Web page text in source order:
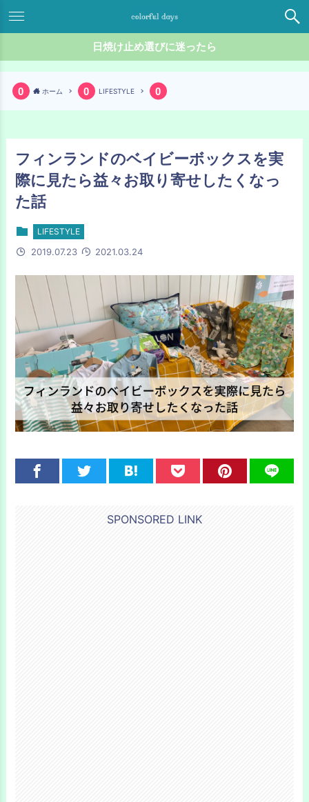
日焼け止め選びに迷ったら
ホーム LIFESTYLE
フィンランドのベイビーボックスを実
際に見たら益々お取り寄せしたくなっ
た話
LIFESTYLE
2019.07.23 2021.03.24
SPONSORED LINK